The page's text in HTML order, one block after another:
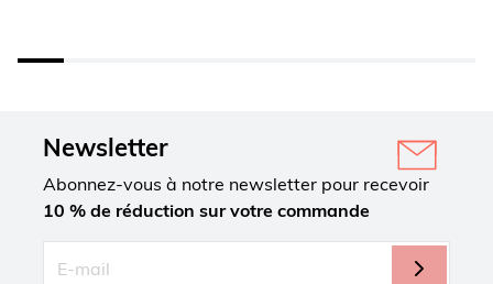
Newsletter
Abonnez-vous à notre newsletter pour recevoir
10 % de réduction sur votre commande